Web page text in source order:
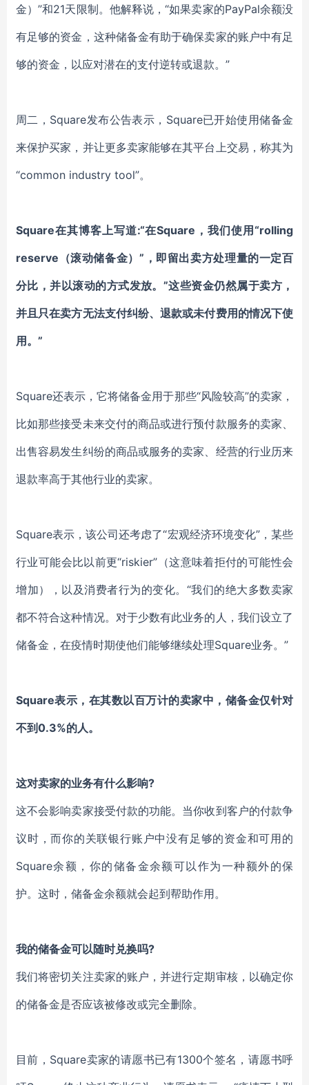
金）”和21天限制。他解释说，“如果卖家的PayPal余额没
有足够的资金，这种储备金有助于确保卖家的账户中有足
够的资金，以应对潜在的支付逆转或退款。”
周二，Square发布公告表示，Square已开始使用储备金
来保护买家，并让更多卖家能够在其平台上交易，称其为
“common industry tool”。
Square在其博客上写道:“在Square，我们使用“rolling
reserve（滚动储备金）”，即留出卖方处理量的一定百
分比，并以滚动的方式发放。”这些资金仍然属于卖方，
并且只在卖方无法支付纠纷、退款或未付费用的情况下使
用。”
Square还表示，它将储备金用于那些“风险较高”的卖家，
比如那些接受未来交付的商品或进行预付款服务的卖家、
出售容易发生纠纷的商品或服务的卖家、经营的行业历来
退款率高于其他行业的卖家。
Square表示，该公司还考虑了“宏观经济环境变化”，某些
行业可能会比以前更“riskier”（这意味着拒付的可能性会
增加），以及消费者行为的变化。“我们的绝大多数卖家
都不符合这种情况。对于少数有此业务的人，我们设立了
储备金，在疫情时期使他们能够继续处理Square业务。”
Square表示，在其数以百万计的卖家中，储备金仅针对
不到0.3%的人。
这对卖家的业务有什么影响?
这不会影响卖家接受付款的功能。当你收到客户的付款争
议时，而你的关联银行账户中没有足够的资金和可用的
Square余额，你的储备金余额可以作为一种额外的保
护。这时，储备金余额就会起到帮助作用。
我的储备金可以随时兑换吗?
我们将密切关注卖家的账户，并进行定期审核，以确定你
的储备金是否应该被修改或完全删除。
目前，Square卖家的请愿书已有1300个签名，请愿书呼